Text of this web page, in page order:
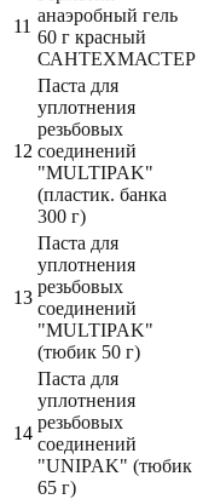
11
анаэробный гель
60 г красный
САНТЕХМАСТЕР
12
Паста для
уплотнения
резьбовых
соединений
"MULTIPAK"
(пластик. банка
300 г)
13
Паста для
уплотнения
резьбовых
соединений
"MULTIPAK"
(тюбик 50 г)
14
Паста для
уплотнения
резьбовых
соединений
"UNIPAK" (тюбик
65 г)